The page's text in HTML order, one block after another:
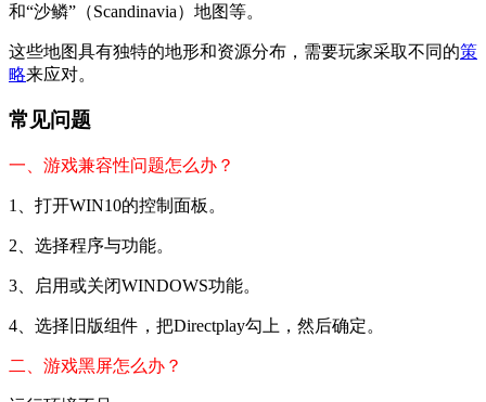
和“沙鳞”（Scandinavia）地图等。
这些地图具有独特的地形和资源分布，需要玩家采取不同的策
略来应对。
常见问题
一、游戏兼容性问题怎么办？
1、打开WIN10的控制面板。
2、选择程序与功能。
3、启用或关闭WINDOWS功能。
4、选择旧版组件，把Directplay勾上，然后确定。
二、游戏黑屏怎么办？